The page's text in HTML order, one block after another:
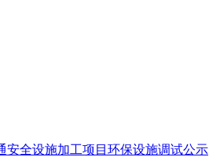
安全设施加工项目环保设施调试公示